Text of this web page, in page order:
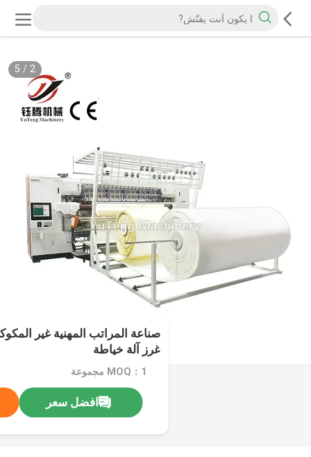
2
/
5
صناعة المراتب المهنية غير
غرز آلة خياطة
MOQ：1 مجموعة
افضل سعر